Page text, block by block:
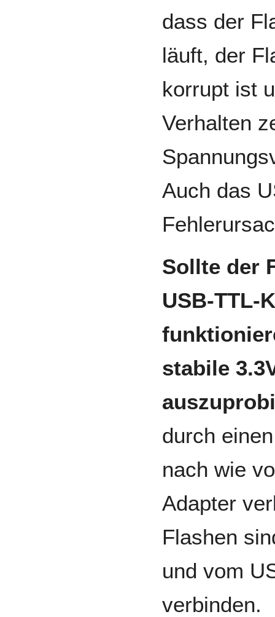
dass der
läuft, der
korrupt ist
Verhalten
Auch das
Sollte der
USB-TTL-
stabile
durch
nach wie
Adapter
Flashen
und vom
verbinden.